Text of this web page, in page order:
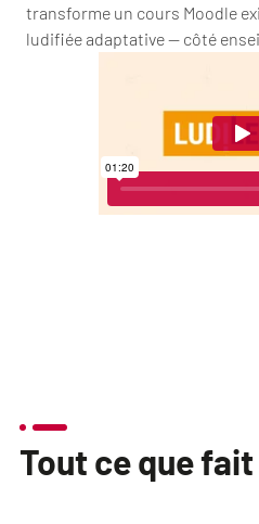
transforme un cours Moodle
ludifiée adaptative — côté
Tout ce que